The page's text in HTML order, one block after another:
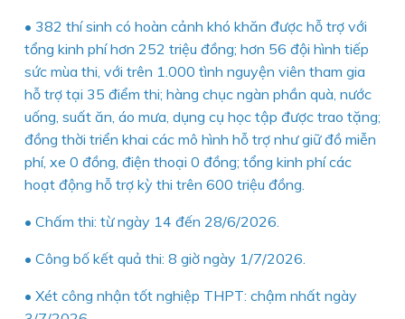
• 382 thí sinh có hoàn cảnh khó khăn được hỗ trợ với
tổng kinh phí hơn 252 triệu đồng; hơn 56 đội hình tiếp
sức mùa thi, với trên 1.000 tình nguyện viên tham gia
hỗ trợ tại 35 điểm thi; hàng chục ngàn phần quà, nước
uống, suất ăn, áo mưa, dụng cụ học tập được trao tặng;
đồng thời triển khai các mô hình hỗ trợ như giữ đồ miễn
phí, xe 0 đồng, điện thoại 0 đồng; tổng kinh phí các
hoạt động hỗ trợ kỳ thi trên 600 triệu đồng.
• Chấm thi: từ ngày 14 đến 28/6/2026.
• Công bố kết quả thi: 8 giờ ngày 1/7/2026.
• Xét công nhận tốt nghiệp THPT: chậm nhất ngày